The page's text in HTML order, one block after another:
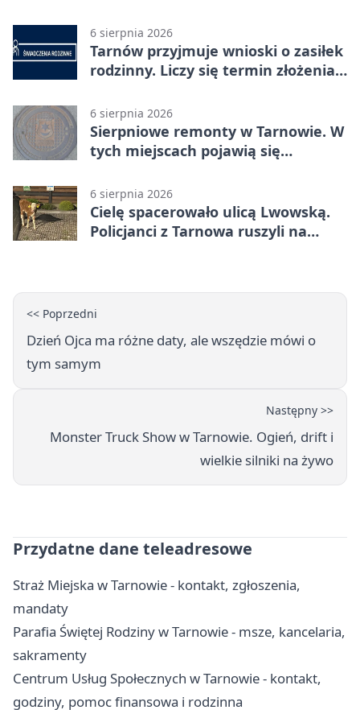
6 sierpnia 2026
Tarnów przyjmuje wnioski o zasiłek
rodzinny. Liczy się termin złożenia
6 sierpnia 2026
Sierpniowe remonty w Tarnowie. W
tych miejscach pojawią się
6 sierpnia 2026
Cielę spacerowało ulicą Lwowską.
Policjanci z Tarnowa ruszyli na
<< Poprzedni
Dzień Ojca ma różne daty, ale wszędzie mówi o
tym samym
Następny >>
Monster Truck Show w Tarnowie. Ogień, drift i
wielkie silniki na żywo
Przydatne dane teleadresowe
Straż Miejska w Tarnowie - kontakt, zgłoszenia,
mandaty
Parafia Świętej Rodziny w Tarnowie - msze, kancelaria,
sakramenty
Centrum Usług Społecznych w Tarnowie - kontakt,
godziny, pomoc finansowa i rodzinna